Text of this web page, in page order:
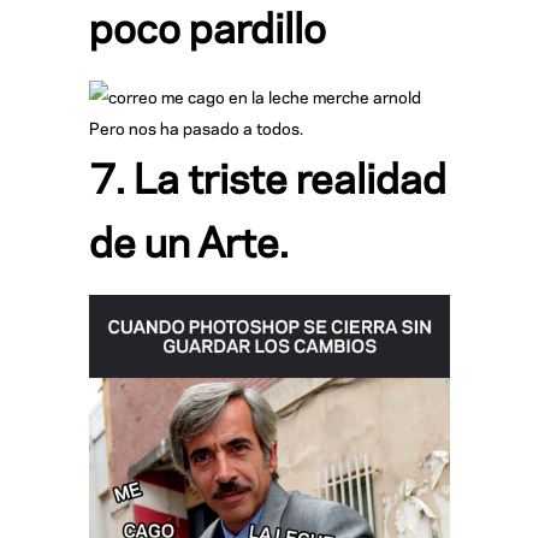
poco pardillo
Pero nos ha pasado a todos.
7. La triste realidad
de un Arte.